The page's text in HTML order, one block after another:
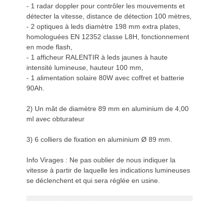
- 1 radar doppler pour contrôler les mouvements et
détecter la vitesse, distance de détection 100 mètres,
- 2 optiques à leds diamètre 198 mm extra plates,
homologuées EN 12352 classe L8H, fonctionnement
en mode flash,
- 1 afficheur RALENTIR à leds jaunes à haute
intensité lumineuse, hauteur 100 mm,
- 1 alimentation solaire 80W avec coffret et batterie
90Ah.
2) Un mât de diamètre 89 mm en aluminium de 4,00
ml avec obturateur
3) 6 colliers de fixation en aluminium Ø 89 mm.
Info Virages : Ne pas oublier de nous indiquer la
vitesse à partir de laquelle les indications lumineuses
se déclenchent et qui sera réglée en usine.